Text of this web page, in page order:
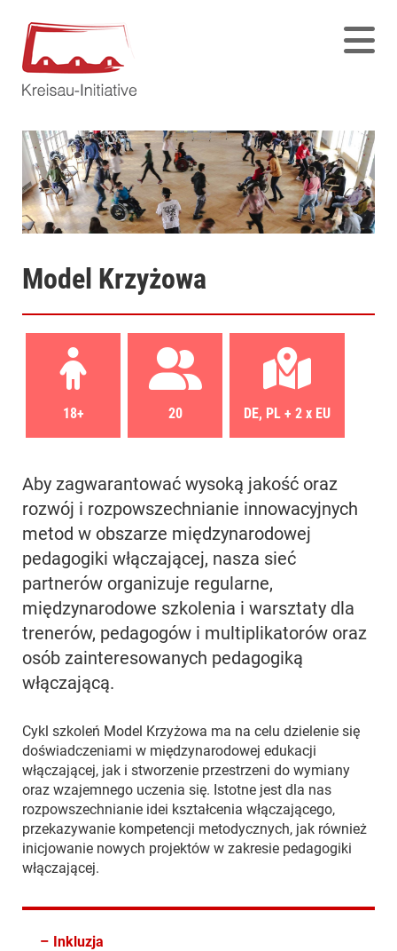
Model Krzyżowa
18+ 20 DE, PL + 2 x EU
Aby zagwarantować wysoką jakość oraz
rozwój i rozpowszechnianie innowacyjnych
metod w obszarze międzynarodowej
pedagogiki włączającej, nasza sieć
partnerów organizuje regularne,
międzynarodowe szkolenia i warsztaty dla
trenerów, pedagogów i multiplikatorów oraz
osób zainteresowanych pedagogiką
włączającą.
Cykl szkoleń Model Krzyżowa ma na celu dzielenie się
doświadczeniami w międzynarodowej edukacji
włączającej, jak i stworzenie przestrzeni do wymiany
oraz wzajemnego uczenia się. Istotne jest dla nas
rozpowszechnianie idei kształcenia włączającego,
przekazywanie kompetencji metodycznych, jak również
inicjowanie nowych projektów w zakresie pedagogiki
włączającej.
– Inkluzja